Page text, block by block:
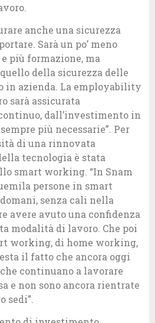
anche una sicurezza
Sarà un po’ meno
più formazione, ma
della sicurezza delle
in azienda. La employability
sarà assicurata
dall’investimento in
più necessarie”. Per
di una rinnovata
tecnologia è stata
smart working. “In Snam
persone in smart
senza cali nella
avere avuto una confidenza
modalità di lavoro. Che poi
working, di home working,
il fatto che ancora oggi
che continuano a lavorare
e non sono ancora rientrate
sedi”.